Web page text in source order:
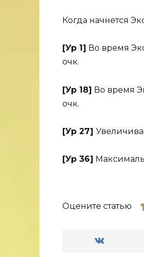
Когда начнется
[Ур 1] Во время
очк.
[Ур 18] Во время
очк.
[Ур 27]
[Ур 36]
Оцените статью